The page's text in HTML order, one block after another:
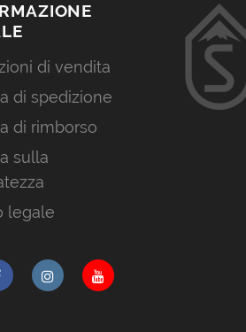
di vendita
di spedizione
di rimborso
sulla
legale